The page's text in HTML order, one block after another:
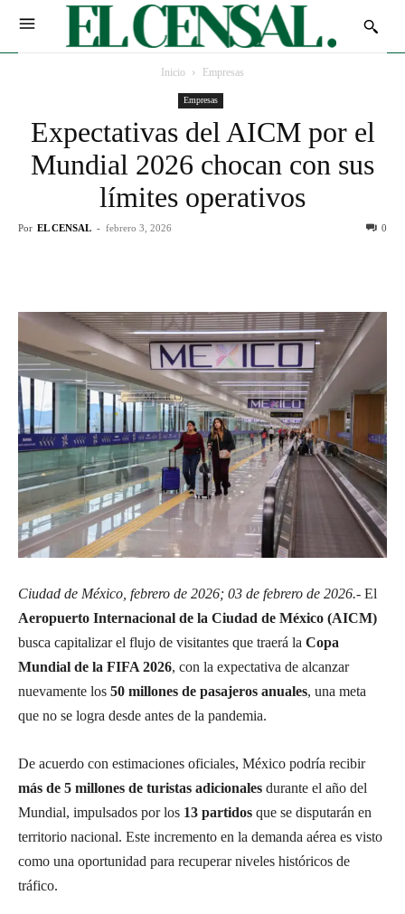
Inicio Empresas
Empresas
Expectativas del AICM por el
Mundial 2026 chocan con sus
límites operativos
Por EL CENSAL - febrero 3, 2026 0
Ciudad de México, febrero de 2026; 03 de febrero de 2026.- El
Aeropuerto Internacional de la Ciudad de México (AICM)
busca capitalizar el flujo de visitantes que traerá la Copa
Mundial de la FIFA 2026, con la expectativa de alcanzar
nuevamente los 50 millones de pasajeros anuales, una meta
que no se logra desde antes de la pandemia.
De acuerdo con estimaciones oficiales, México podría recibir
más de 5 millones de turistas adicionales durante el año del
Mundial, impulsados por los 13 partidos que se disputarán en
territorio nacional. Este incremento en la demanda aérea es visto
como una oportunidad para recuperar niveles históricos de
tráfico.